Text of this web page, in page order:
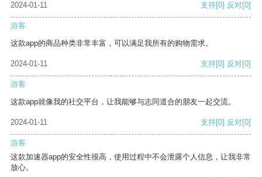
2024-01-11 支持[0] 反对[0]
游客
这款app的商品种类非常丰富，可以满足我所有的购物需求。
2024-01-11 支持[0] 反对[0]
游客
这款app就像我的社交平台，让我能够与志同道合的朋友一起交流。
2024-01-11 支持[0] 反对[0]
游客
这款加速器app的安全性很高，使用过程中不会泄露个人信息，让我非常
放心。